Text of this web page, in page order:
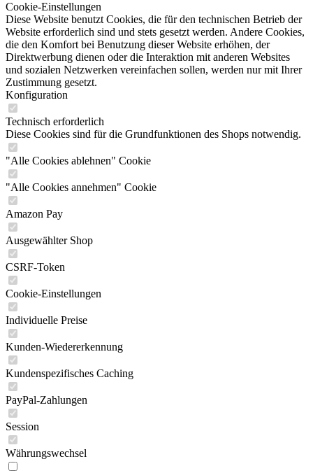
Cookie-Einstellungen
Diese Website benutzt Cookies, die für den technischen Betrieb der
Website erforderlich sind und stets gesetzt werden. Andere Cookies,
die den Komfort bei Benutzung dieser Website erhöhen, der
Direktwerbung dienen oder die Interaktion mit anderen Websites
und sozialen Netzwerken vereinfachen sollen, werden nur mit Ihrer
Zustimmung gesetzt.
Konfiguration
Technisch erforderlich
Diese Cookies sind für die Grundfunktionen des Shops notwendig.
"Alle Cookies ablehnen" Cookie
"Alle Cookies annehmen" Cookie
Amazon Pay
Ausgewählter Shop
CSRF-Token
Cookie-Einstellungen
Individuelle Preise
Kunden-Wiedererkennung
Kundenspezifisches Caching
PayPal-Zahlungen
Session
Währungswechsel